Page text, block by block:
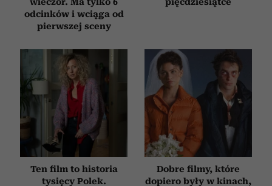
wieczór. Ma tylko 6
odcinków i wciąga od
pierwszej sceny
pięćdziesiątce
Ten film to historia
tysięcy Polek.
Dobre filmy, które
dopiero były w kinach,